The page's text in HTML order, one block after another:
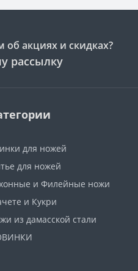
об акциях и скидках?
рассылку
для ножей
для ножей
и Филейные ножи
и Кукри
из дамасской стали